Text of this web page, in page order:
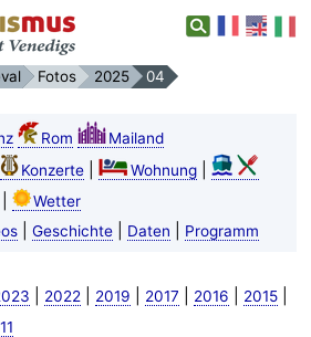
Fotos 2025 04
Rom
Mailand
Konzerte| Wohnung|
Wetter
| Geschichte| Daten Programm
2022 2019 2017 2016 2015|